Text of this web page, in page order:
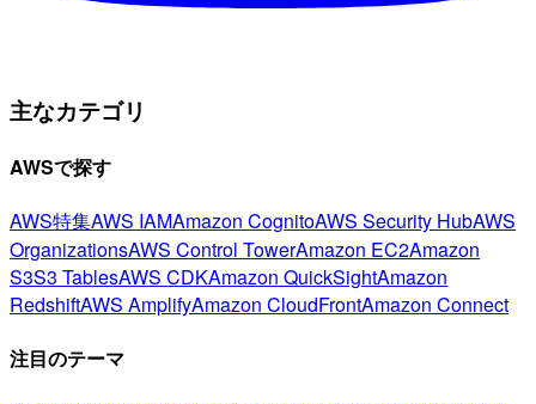
主なカテゴリ
AWSで探す
AWS特集AWS IAMAmazon CognitoAWS Security HubAWS
OrganizationsAWS Control TowerAmazon EC2Amazon
S3S3 TablesAWS CDKAmazon QuickSightAmazon
RedshiftAWS AmplifyAmazon CloudFrontAmazon Connect
注目のテーマ